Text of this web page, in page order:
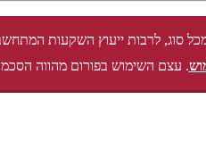
מכל סוג, לרבות ייעוץ השקעות
. עצם השימוש בפורום מהווה